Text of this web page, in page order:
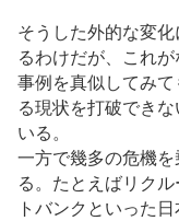
そうした外的な変
るわけだが、これ
事例を真似してみ
る現状を打破でき
いる。
一方で幾多の危機
る。たとえばリク
トバンクといった